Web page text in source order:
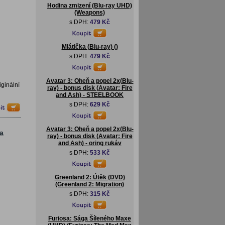
Hodina zmizení (Blu-ray UHD)
(Weapons)
s DPH: 479 Kč
Mlátička (Blu-ray) ()
s DPH: 479 Kč
Avatar 3: Oheň a popel 2x(Blu-
ray) - bonus disk (Avatar: Fire
and Ash) - STEELBOOK
s DPH: 629 Kč
Avatar 3: Oheň a popel 2x(Blu-
ray) - bonus disk (Avatar: Fire
and Ash) - oring rukáv
s DPH: 533 Kč
Greenland 2: Útěk (DVD)
(Greenland 2: Migration)
s DPH: 315 Kč
Furiosa: Sága Šíleného Maxe